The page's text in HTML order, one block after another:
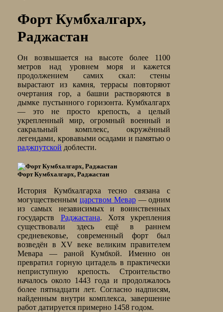
Форт Кумбхалгарх,
Раджастан
Он возвышается на высоте более 1100
метров над уровнем моря и кажется
продолжением самих скал: стены
вырастают из камня, террасы повторяют
очертания гор, а башни растворяются в
дымке пустынного горизонта. Кумбхалгарх
— это не просто крепость, а целый
укрепленный мир, огромный военный и
сакральный комплекс, окружённый
легендами, кровавыми осадами и памятью о
раджпутской доблести.
Форт Кумбхалгарх, Раджастан
История Кумбхалгарха тесно связана с
могущественным царством Мевар— одним
из самых независимых и воинственных
государств Раджастана. Хотя укрепления
существовали здесь ещё в раннем
средневековье, современный форт был
возведён в XV веке великим правителем
Мевара — раной Кумбхой. Именно он
превратил горную цитадель в практически
неприступную крепость. Строительство
началось около 1443 года и продолжалось
более пятнадцати лет. Согласно надписям,
найденным внутри комплекса, завершение
работ датируется примерно 1458 годом.